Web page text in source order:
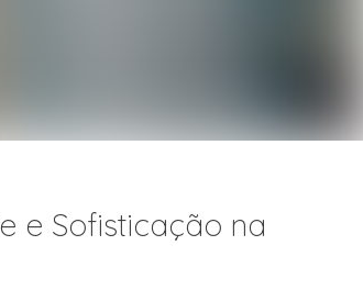
e Sofisticação na